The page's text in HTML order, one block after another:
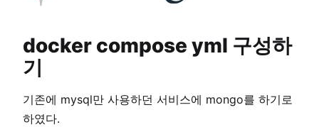
docker compose yml 구성하
기
기존에 mysql만 사용하던 서비스에 mongo를 하기로
하였다.